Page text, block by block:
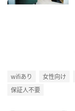
wifiあり 女性向け
保証人不要